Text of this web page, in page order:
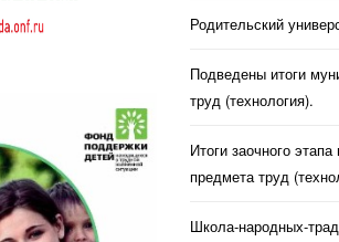
Родительский
Подведены итоги
труд (технология).
Итоги заочного
предмета труд
Школа-народных-